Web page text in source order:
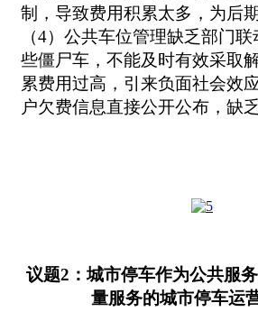
制，导致费用积累太多，为后
（4）公共车位管理缺乏部门
些僵尸车，不能及时有效采取
累费用过高，引来负面社会效
户欠费信息直接公开公布，缺
议题2：城市停车作为公共服
量服务的城市停车运